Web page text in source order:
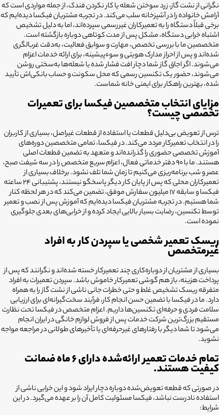
نگرانی از نشت گاز، زرد سوختن شعله یا کار نکردن فندک، از جمله مواردی است که
آرامش خانواده را در آشپزخانه سلب می‌کند. در تجربه مشتریان فیکسا دیده‌ایم که
برخی قبلاً دستگاه را به تعمیرکاران غیررسمی سپرده‌اند، اما به دلیل تشخیص
اشتباه خرابی دستگاه، مشکل پس از مدت کوتاهی دوباره بازگشته است.
متخصصین ما با بررسی تخصص، مهارت و سوابق فعالیت، به‌دقت غربالگری
شده‌اند و پس از احراز مدارک هویتی و سوءپیشینه، برای ارائه خدمات اعزام
می‌شوند. اگر اجاق گاز شما دچار افت فشار شده یا شعله‌ها به‌سختی روشن
می‌شوند، حضور یک تکنسین رسمی که محل سکونت و حساب بانکی‌اش تأیید
شده، بهترین راهکار برای ایمنی خانه شماست.
مزایای انتخاب متخصصین فیکسا برای تعمیرات
تخصصی چیست؟
ترس از تعویض بی‌دلیل قطعات یا استفاده از قطعات غیراصل، بسیاری از کاربران
را در انتخاب تعمیرکار مردد می‌کند. در فیکسا، تمامی متخصصین دوره‌های
آموزش تخصصی حضوری را گذرانده‌اند و متعهد به تضمین قطعات اصلی
هستند. ما با ۹۰ دفتر خدماتی فعال، اعزام سریع متخصص را در سه شیفت صبح،
عصر و شب برنامه‌ریزی می‌کنیم تا زمان شما تلف نشود. برخلاف بسیاری از
تعمیرکاران محلی که پس از پایان کار دیگر پاسخگو نیستند، پشتیبانی ۲۴ ساعته
فیکسا و سابقه ۱۷ میلیون سفارش موفق، تضمین می‌کند که در هر لحظه کنار
شما هستیم. در تجربه مشتریان فیکسا دیده‌ایم که آموزش پس از نصب و تعمیر
توسط تکنسین، رضایت بسیار بالایی ایجاد کرده و از خرابی‌های بعدی جلوگیری
نموده است.
ریسک تعمیر شخصی یا سپردن کار به افراد
غیرمتخصص
بسیاری از مشتریان از دوباره‌کاری چند تعمیرکار خسته شده‌اند و نگرانند که پس از
پرداخت هزینه، باز هم گوشی تعمیرکار خاموش باشد. سپردن تعمیرات به افراد
متفرقه ریسک تشخیص غلط و حتی خطرات جانی ناشی از نشت گاز را به همراه
دارد. ما در فیکسا با تضمین حسن انجام کار، فرآیند سخت‌گیرانه‌ای برای ارزیابی
سلامت فردی و حرفه‌ای تکنسین‌ها داریم. اعزام متخصص در فیکسا تحت نظارت
مستقیم بزرگ‌ترین شرکت خدمات پس از فروش لوازم خانگی در ایران انجام
می‌شود تا شما دیگر با رفتارهای غیرحرفه‌ای یا تأخیرهای طولانی در مراجعه مواجه
نشوید.
تمام خدمات تعمیر ارائه‌شده دارای ۶ ماه ضمانت
کیفیت هستند.
در صورتی که قطعه تعویض‌شده دوباره دچار ایراد شود و این خرابی ناشی از
استفاده نادرست نباشد، فیکسا مسئولیت کامل آن را بر عهده می‌گیرد. در این
شرایط: